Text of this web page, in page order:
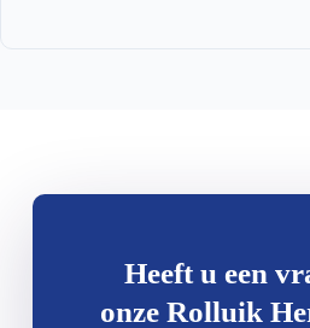
Heeft u een
onze Rolluik